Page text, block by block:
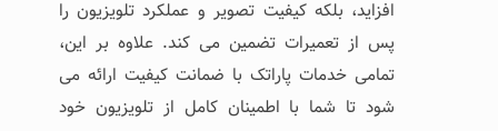
‌افزاید، بلکه کیفیت تصویر و عملکرد تلویزیون را
پس از تعمیرات تضمین می‌ کند. علاوه بر این،
تمامی خدمات پاراتک با ضمانت کیفیت ارائه می
‌شود تا شما با اطمینان کامل از تلویزیون خود